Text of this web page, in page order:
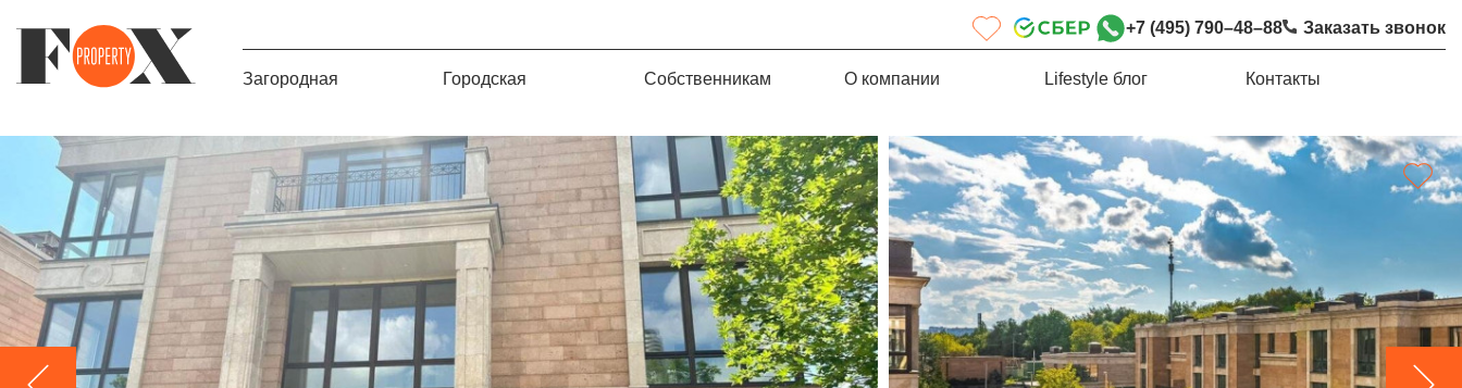
+7 (495) 790–48–88 Заказать звонок
Загородная Городская Собственникам О компании Lifestyle блог Контакты